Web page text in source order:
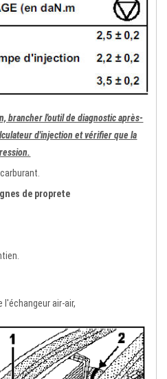
brancher l'outil de diagnostic après-
d'injection et vérifier que la
de proprete
l'échangeur air-air,